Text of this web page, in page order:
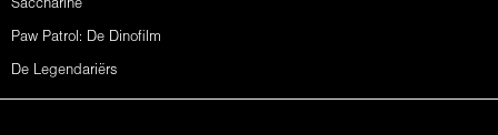
Saccharine
Paw Patrol: De Dinofilm
De Legendariërs